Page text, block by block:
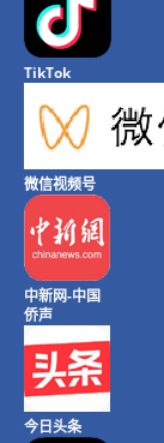
TikTok
微信视频号
中新网-中国
侨声
今日头条